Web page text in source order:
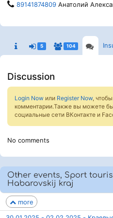
89141874809 Анатолий
5 104
Discussion
Login Now или Register Now,
комментарии.Также вы можете
социальные сети ВКонтакте и
No comments
Other events, Sport
Habarovskij kraj
more